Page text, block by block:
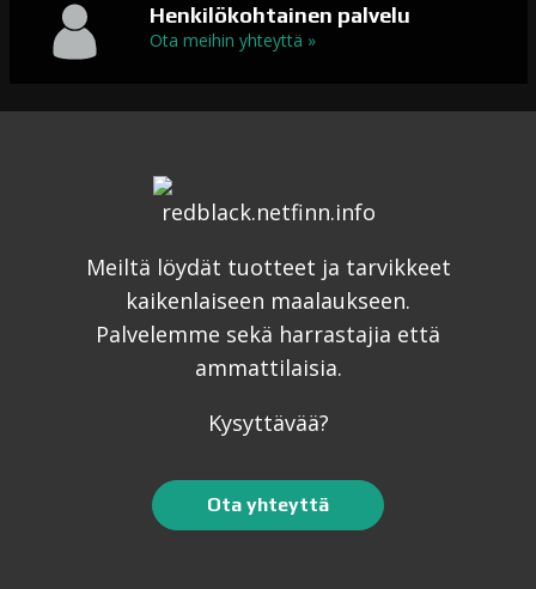
Henkilökohtainen palvelu
Ota meihin yhteyttä »
Meiltä löydät tuotteet ja tarvikkeet
kaikenlaiseen maalaukseen.
Palvelemme sekä harrastajia että
ammattilaisia.
Kysyttävää?
Ota yhteyttä